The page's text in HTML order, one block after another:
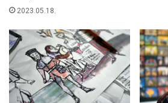
2023.05.18.